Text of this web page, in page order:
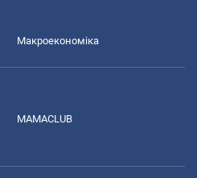
Макроекономіка
MAMACLUB